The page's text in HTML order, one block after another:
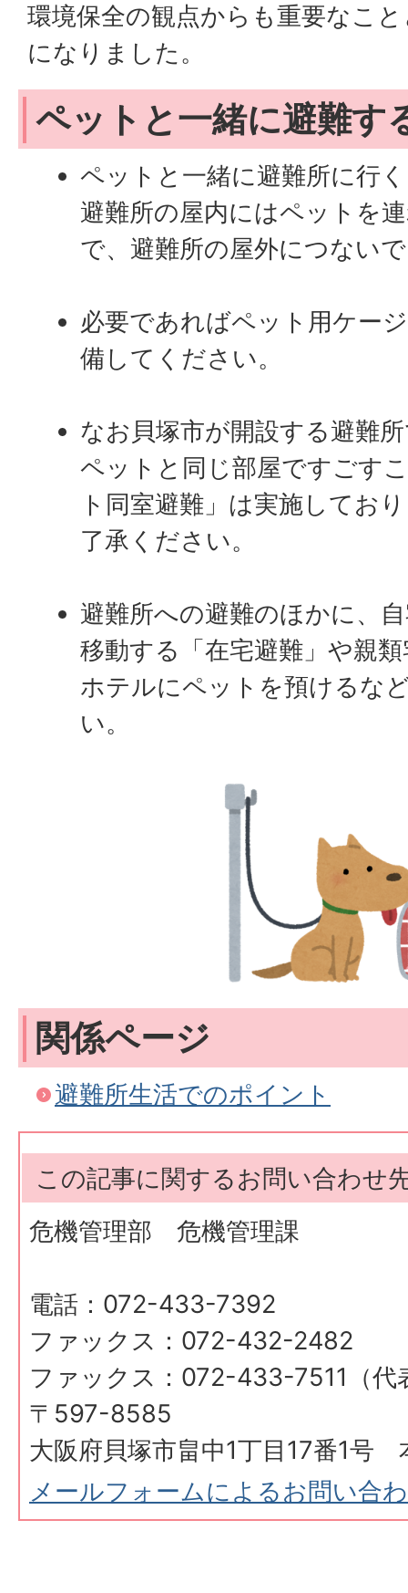
環境保全の観点からも重要なこ
になりました。
ペットと一緒に避難す
ペットと一緒に避難所に行
避難所の屋内にはペットを
で、避難所の屋外につない
必要であればペット用ケー
備してください。
なお貝塚市が開設する避難
ペットと同じ部屋ですごす
ト同室避難」は実施してお
了承ください。
避難所への避難のほかに、
移動する「在宅避難」や親
ホテルにペットを預けるな
い。
関係ページ
避難所生活でのポイント
この記事に関するお問い合わせ
危機管理部 危機管理課
電話：072-433-7392
ファックス：072-432-2482
ファックス：072-433-7511（代
〒597-8585
大阪府貝塚市畠中1丁目17番1号
メールフォームによるお問い合